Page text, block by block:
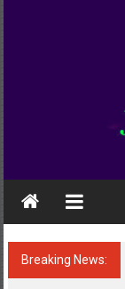
Breaking News: